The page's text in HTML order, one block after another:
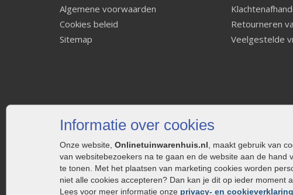
Informatie over cookies
Onze website, Onlinetuinwarenhuis.nl , maakt gebruik van
van websitebezoekers na te gaan en de website aan de
te tonen. Met het plaatsen van marketing cookies worden
niet alle cookies accepteren? Dan kan je dit op ieder moment
Lees voor meer informatie onze privacy- en cookieverklaring
Algemene voorwaarden
Cookies beleid
Sitemap
Retourneren
Veelgestelde